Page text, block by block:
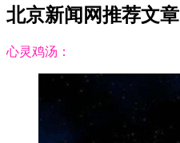
北京新闻网推荐文章
心灵鸡汤：